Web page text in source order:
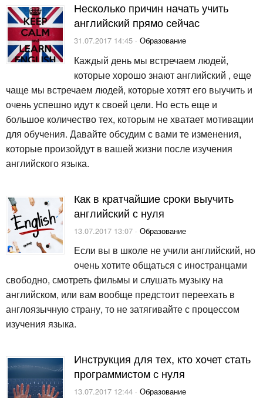
Несколько причин начать учить
английский прямо сейчас
31.07.2017 14:45 · Образование
Каждый день мы встречаем людей,
которые хорошо знают английский , еще
чаще мы встречаем людей, которые хотят его выучить и
очень успешно идут к своей цели. Но есть еще и
большое количество тех, которым не хватает мотивации
для обучения. Давайте обсудим с вами те изменения,
которые произойдут в вашей жизни после изучения
английского языка.
Как в кратчайшие сроки выучить
английский с нуля
13.07.2017 13:07 · Образование
Если вы в школе не учили английский, но
очень хотите общаться с иностранцами
свободно, смотреть фильмы и слушать музыку на
английском, или вам вообще предстоит переехать в
англоязычную страну, то не затягивайте с процессом
изучения языка.
Инструкция для тех, кто хочет стать
программистом с нуля
13.07.2017 12:44 · Образование